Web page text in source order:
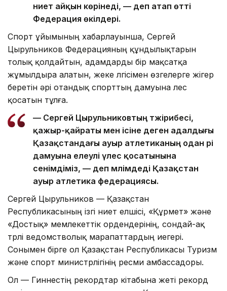
ниет айқын көрінеді, — деп атап өтті
Федерация өкілдері.
Спорт ұйымының хабарлауынша, Сергей
Цырульников Федерацияның құндылықтарын
толық қолдайтын, адамдарды бір мақсатқа
жұмылдыра алатын, жеке үлгісімен өзгелерге жігер
беретін әрі отандық спорттың дамуына үлес
қосатын тұлға.
— Сергей Цырульниковтың тәжірибесі,
қажыр-қайраты мен ісіне деген адалдығы
Қазақстандағы ауыр атлетиканың одан әрі
дамуына елеулі үлес қосатынына
сенімдіміз, — деп мәлімдеді Қазақстан
ауыр атлетика федерациясы.
Сергей Цырульников — Қазақстан
Республикасының ізгі ниет елшісі, «Құрмет» және
«Достық» мемлекеттік ордендерінің, сондай-ақ
түрлі ведомстволық марапаттардың иегері.
Сонымен бірге ол Қазақстан Республикасы Туризм
және спорт министрлігінің ресми амбассадоры.
Ол — Гиннестің рекордтар кітабына жеті рекорд